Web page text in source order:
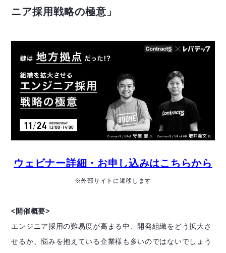
ニア採用戦略の極意」
ウェビナー詳細・お申し込みはこちらから
※外部サイトに遷移します
<開催概要>
エンジニア採用の難易度が高まる中、開発組織をどう拡大さ
せるか、悩みを抱えている企業様も多いのではないでしょう